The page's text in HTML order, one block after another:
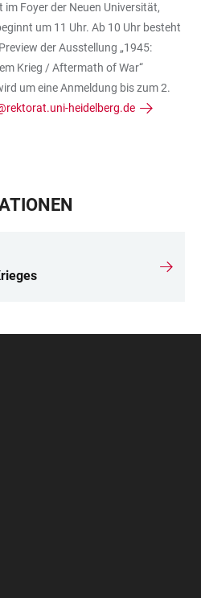
im Foyer der Neuen Universität,
um 11 Uhr. Ab 10 Uhr besteht
der Ausstellung „1945:
Krieg / Aftermath of War“
um eine Anmeldung bis zum 2.
heidelberg.de